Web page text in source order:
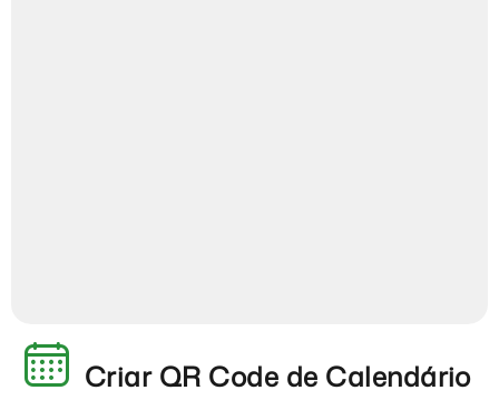
Criar QR Code de Calendário